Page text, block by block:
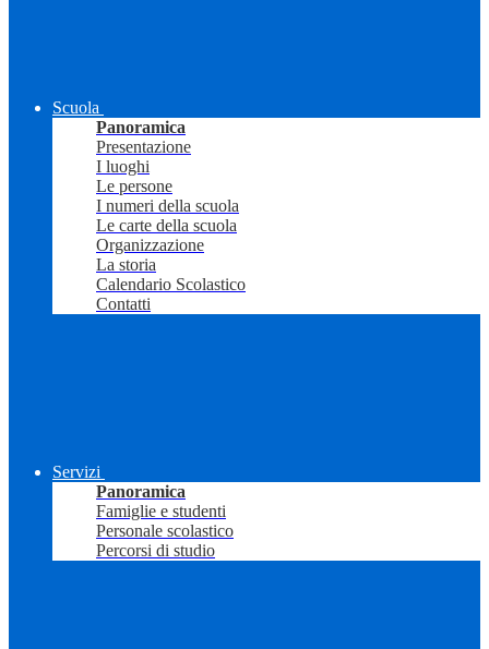
Scuola
Panoramica
Presentazione
I luoghi
Le persone
I numeri della scuola
Le carte della scuola
Organizzazione
La storia
Calendario Scolastico
Contatti
Servizi
Panoramica
Famiglie e studenti
Personale scolastico
Percorsi di studio